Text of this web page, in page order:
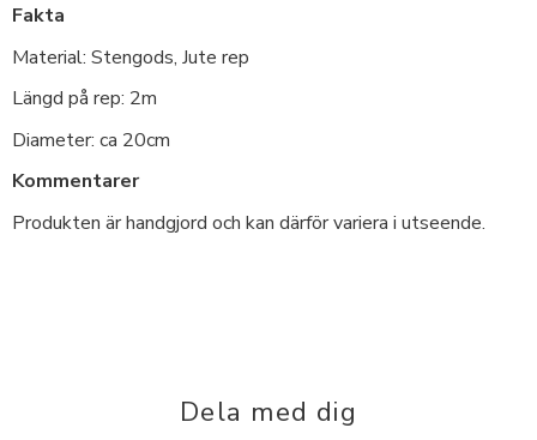
Fakta
Material: Stengods, Jute rep
Längd på rep: 2m
Diameter: ca 20cm
Kommentarer
Produkten är handgjord och kan därför variera i utseende.
Dela med dig